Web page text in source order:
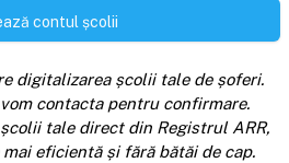
contul școlii
digitalizarea școlii tale de șoferi.
contacta pentru confirmare.
tale direct din Registrul ARR,
eficientă și fără bătăi de cap.